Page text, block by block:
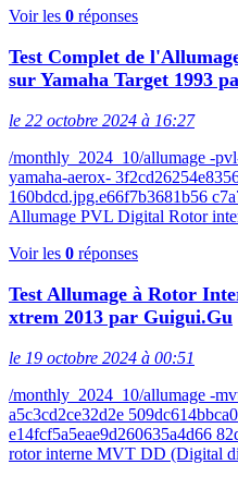
Voir les 0 réponses
Test Complet de
sur Yamaha Target 1993
le 22 octobre 2024 à 16:27
/monthly_2024_10/allumage -
yamaha-aerox-
160bdcd.jpg.e66f7b3681b56
Allumage PVL Digital Rotor
Voir les 0 réponses
Test Allumage à Rotor
xtrem 2013 par Guigui.Gu
le 19 octobre 2024 à 00:51
/monthly_2024_10/allumage -
a5c3cd2ce32d2e
e14fcf5a5eae9d260635a4d66
rotor interne MVT DD (Digital